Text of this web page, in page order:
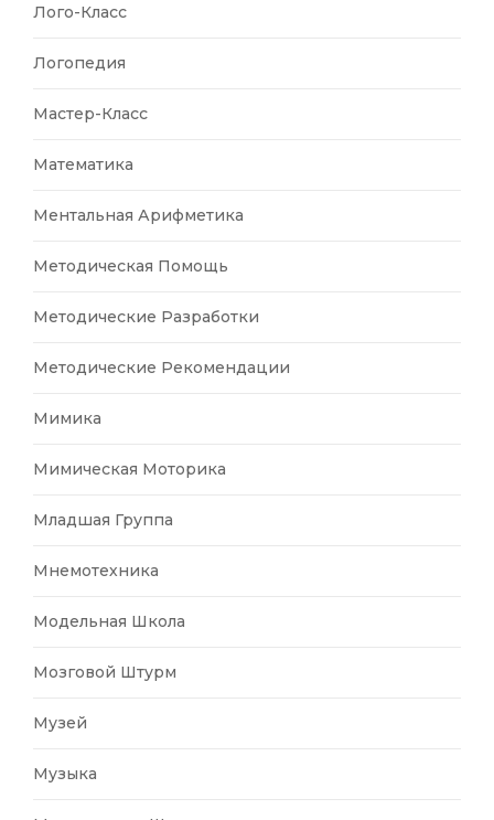
Лого-Класс
Логопедия
Мастер-Класс
Математика
Ментальная Арифметика
Методическая Помощь
Методические Разработки
Методические Рекомендации
Мимика
Мимическая Моторика
Младшая Группа
Мнемотехника
Модельная Школа
Мозговой Штурм
Музей
Музыка